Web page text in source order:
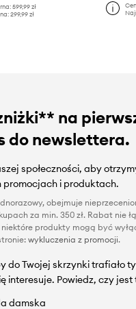
599,99 zł
299,99 zł
na
do newslettera.
społeczności, aby
promocjach i produktach.
obejmuje
za min. 350 zł. Rabat nie
produkty mogą być
wykluczenia z promocji.
do Twojej skrzynki trafiało
interesuje. Powiedz, czy jest
damska